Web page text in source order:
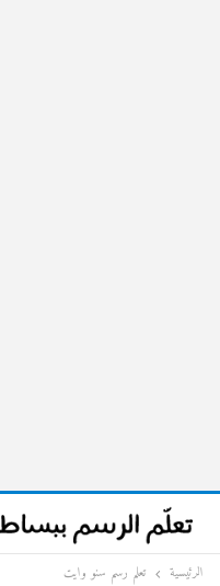
الرئيسية تعلم رسم سنو وايت